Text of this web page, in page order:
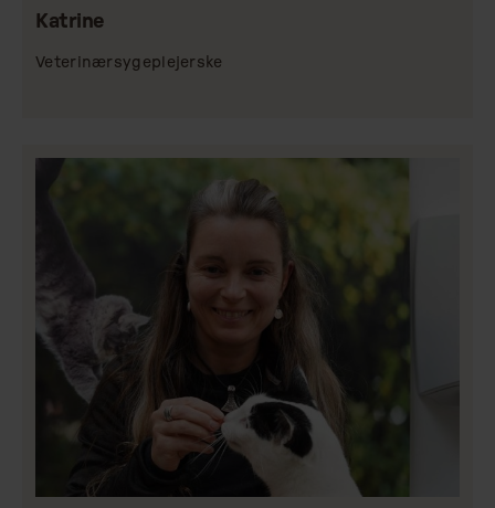
Katrine
Veterinærsygeplejerske